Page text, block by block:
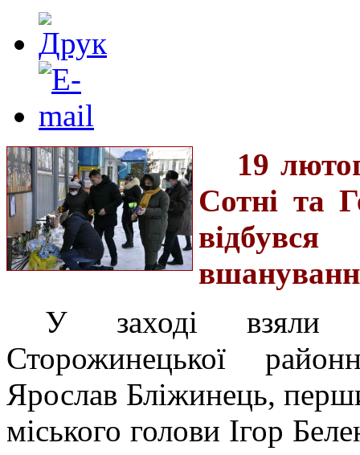
19
Сотні та
У заході взяли
Сторожинецької
Ярослав Бліжинець,
міського голови Ігор